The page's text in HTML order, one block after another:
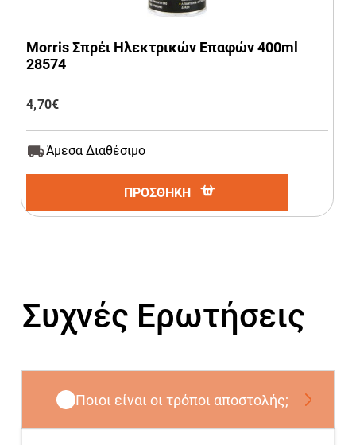
Morris Σπρέι Ηλεκτρικών Επαφών 400ml
28574
4,70€
Άμεσα Διαθέσιμο
ΠΡΟΣΘΗΚΗ
Συχνές Ερωτήσεις
Ποιοι είναι οι τρόποι αποστολής;